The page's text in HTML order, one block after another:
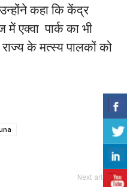
कहा कि केंद्र
एक्वा पार्क का भी
राज्य के मत्स्य पालकों को
Next article